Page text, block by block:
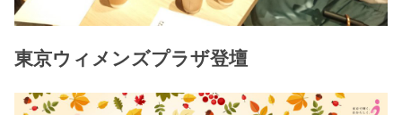
東京ウィメンズプラザ登壇